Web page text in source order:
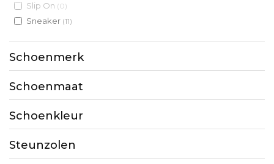
Slip On (0)
Sneaker (11)
Schoenmerk
Schoenmaat
Schoenkleur
Steunzolen